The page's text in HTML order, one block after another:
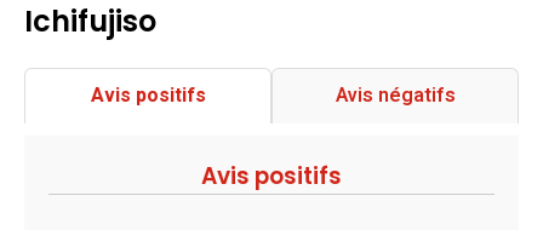
Ichifujiso
Avis positifs Avis négatifs
Avis positifs